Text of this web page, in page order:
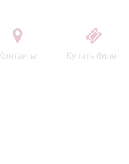
Контакты Купить билет